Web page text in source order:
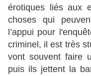
érotiques liés aux
choses qui
l’appui pour
criminel, il est très
vont souvent faire
puis ils jettent la